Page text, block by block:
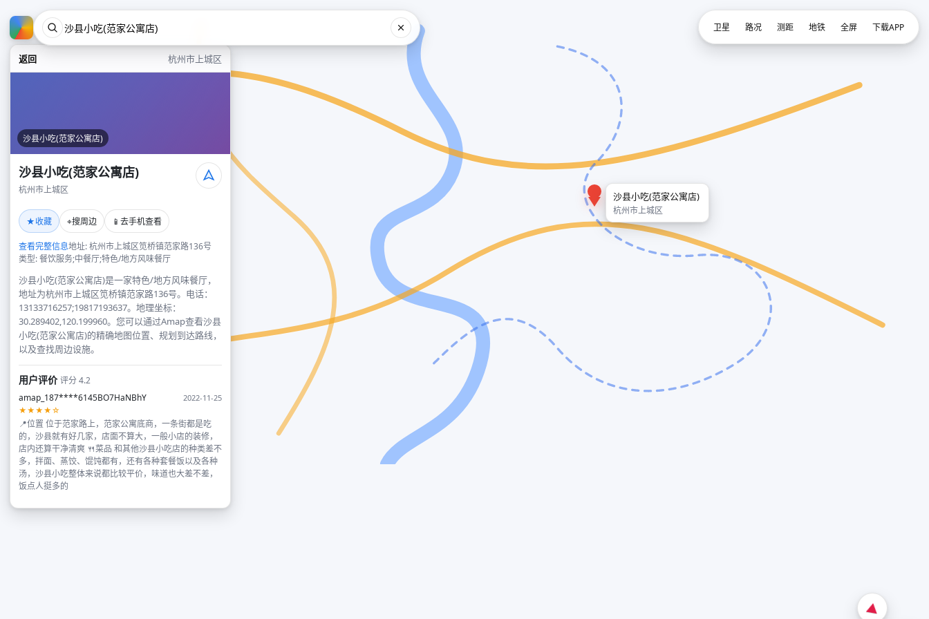
返回 杭州市上城区
沙县小吃(范家公寓店)
沙县小吃(范家公寓店)
杭州市上城区
★收藏 ⌖搜周边 📱 去手机查看
查看完整信息地址: 杭州市上城区笕桥镇范家路136号
类型: 餐饮服务;中餐厅;特色/地方风味餐厅
沙县小吃(范家公寓店)是一家特色/地方风味餐厅，
地址为杭州市上城区笕桥镇范家路136号。电话：
13133716257;19817193637。地理坐标：
30.289402,120.199960。您可以通过Amap查看沙县
小吃(范家公寓店)的精确地图位置、规划到达路线，
以及查找周边设施。
用户评价评分 4.2
amap_187****6145BO7HaNBhY
2022-11-25
★★★★☆
📍位置 位于范家路上，范家公寓底商，一条街都是吃
的，沙县就有好几家，店面不算大，一般小店的装修，
店内还算干净清爽 🍴菜品 和其他沙县小吃店的种类差不
多，拌面、蒸饺、馄饨都有，还有各种套餐饭以及各种
汤，沙县小吃整体来说都比较平价，味道也大差不差，
饭点人挺多的
沙县小吃(范家公寓店)
杭州市上城区
卫星 路况 测距 地铁 全屏 下载APP